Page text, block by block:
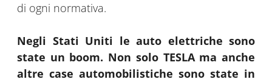
di ogni normativa.
Negli Stati Uniti le auto elettriche sono
state un boom. Non solo TESLA ma anche
altre case automobilistiche sono state in